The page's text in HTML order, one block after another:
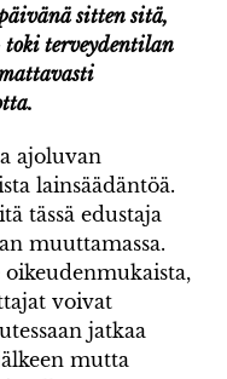
sitten sitä,
toki terveydentilan
ajoluvan
lainsäädäntöä.
tässä edustaja
muuttamassa.
voivat
jatkaa
mutta